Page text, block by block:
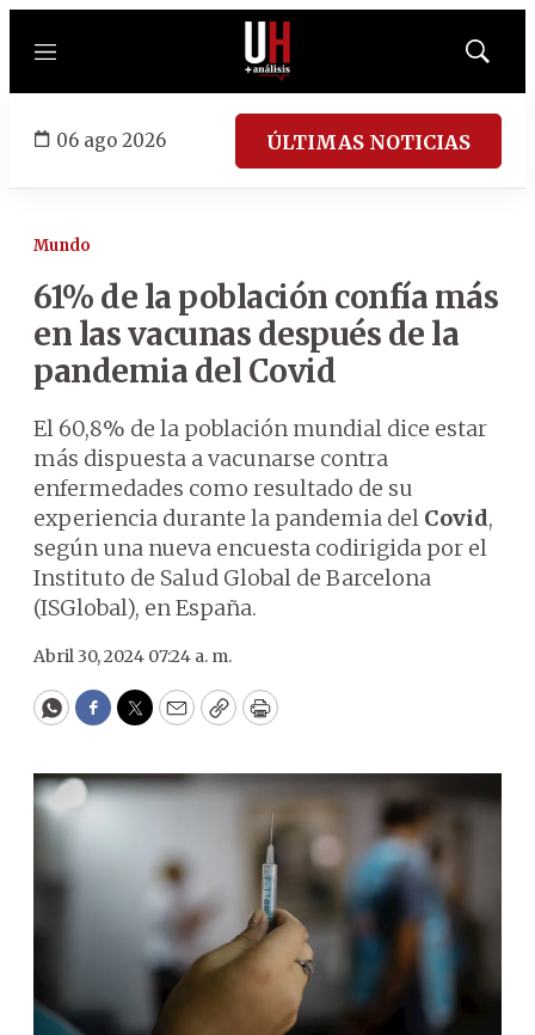
Menú
Mostrar
06 ago 2026 ÚLTIMAS NOTICIAS
Mundo
61% de la población confía más
en las vacunas después de la
pandemia del Covid
El 60,8% de la población mundial dice estar
más dispuesta a vacunarse contra
enfermedades como resultado de su
experiencia durante la pandemia del Covid,
según una nueva encuesta codirigida por el
Instituto de Salud Global de Barcelona
(ISGlobal), en España.
Abril 30, 2024 07:24 a. m.
WhatsApp
Facebook
Twitter
EmailCopyPrint